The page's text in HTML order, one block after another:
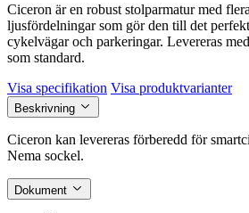
Ciceron är en robust stolparmatur med
ljusfördelningar som gör den till det
cykelvägar och parkeringar. Levereras
som standard.
Visa specifikation Visa produktvarianter
Beskrivning
Ciceron kan levereras förberedd för
Nema sockel.
Dokument